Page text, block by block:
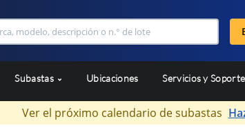
Subastas Ubicaciones Servicios y Soporte
Ver el próximo calendario de subastas